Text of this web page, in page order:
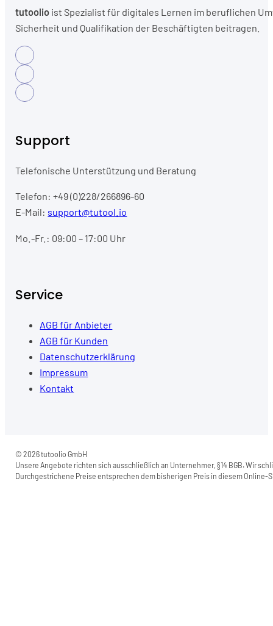
tutoolio ist Spezialist für digitales Lernen im beruflichen
Sicherheit und Qualifikation der Beschäftigten beitragen.
Support
Telefonische Unterstützung und Beratung
Telefon: +49 (0)228/266896-60
E-Mail: support@tutool.io
Mo.-Fr.: 09:00 – 17:00 Uhr
Service
AGB für Anbieter
AGB für Kunden
Datenschutzerklärung
Impressum
Kontakt
© 2026 tutoolio GmbH
Unsere Angebote richten sich ausschließlich an Unternehmer, §14 BGB. Wir
Durchgestrichene Preise entsprechen dem bisherigen Preis in diesem